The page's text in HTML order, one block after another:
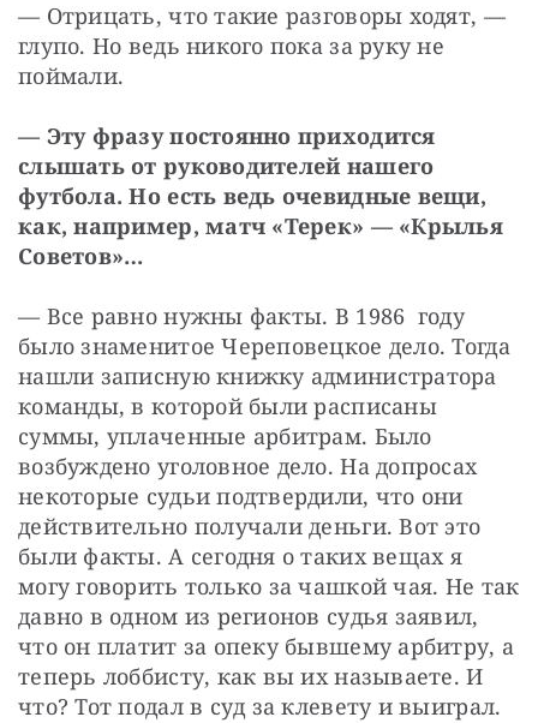
— Отрицать, что такие разговоры ходят, —
глупо. Но ведь никого пока за руку не
поймали.
— Эту фразу постоянно приходится
слышать от руководителей нашего
футбола. Но есть ведь очевидные вещи,
как, например, матч «Терек» — «Крылья
Советов»…
— Все равно нужны факты. В 1986  году
было знаменитое Череповецкое дело. Тогда
нашли записную книжку администратора
команды, в которой были расписаны
суммы, уплаченные арбитрам. Было
возбуждено уголовное дело. На допросах
некоторые судьи подтвердили, что они
действительно получали деньги. Вот это
были факты. А сегодня о таких вещах я
могу говорить только за чашкой чая. Не так
давно в одном из регионов судья заявил,
что он платит за опеку бывшему арбитру, а
теперь лоббисту, как вы их называете. И
что? Тот подал в суд за клевету и выиграл.